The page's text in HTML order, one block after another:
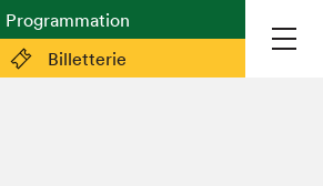
Billetterie
Programmation